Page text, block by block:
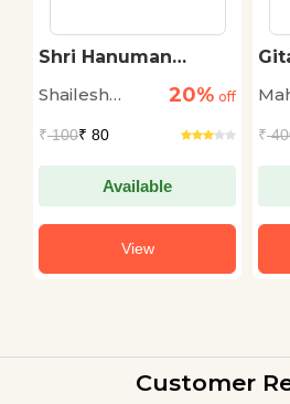
Shri Hanuman
Shailesh
20% off
₹100₹ 80
Available
View
₹
Customer